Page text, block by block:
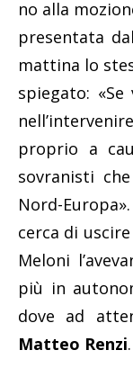
no alla
presentata
mattina lo
spiegato:
proprio a
sovranisti
Nord-
cerca di
Meloni
più in
dove ad
Matteo Renzi.